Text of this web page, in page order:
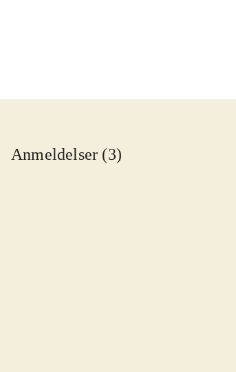
Anmeldelser (3)